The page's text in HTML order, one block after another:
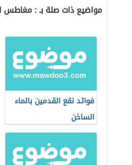
مواضيع ذات صلة بـ : مغاطس
فوائد نقع القدمين بالماء
الساخن